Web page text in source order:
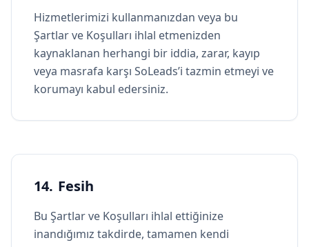
Hizmetlerimizi kullanmanızdan veya bu
Şartlar ve Koşulları ihlal etmenizden
kaynaklanan herhangi bir iddia, zarar, kayıp
veya masrafa karşı SoLeads’i tazmin etmeyi ve
korumayı kabul edersiniz.
14. Fesih
Bu Şartlar ve Koşulları ihlal ettiğinize
inandığımız takdirde, tamamen kendi